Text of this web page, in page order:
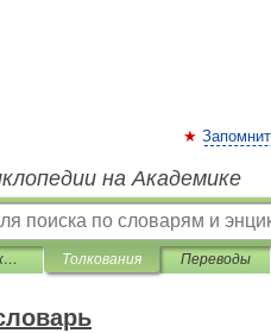
на Академике
Малый академический словарь Толкования Переводы